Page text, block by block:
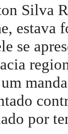
Silva
estava
se
por